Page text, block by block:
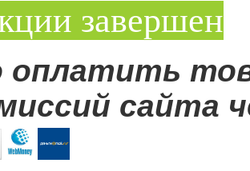
завершен
оплатить
сайта